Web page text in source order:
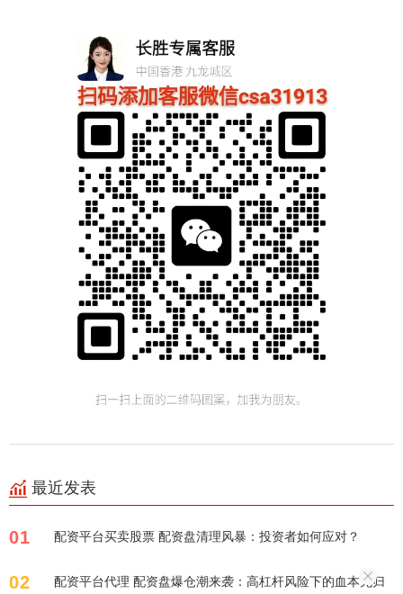
最近发表
01 配资平台买卖股票 配资盘清理风暴：投资者如何应对？
02 配资平台代理 配资盘爆仓潮来袭：高杠杆风险下的血本无归